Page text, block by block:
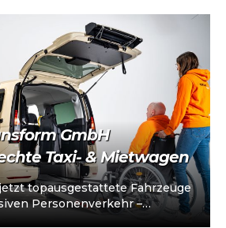
GmbH
Taxi- & Mietwagen
topausgestattete Fahrzeuge
Personenverkehr –